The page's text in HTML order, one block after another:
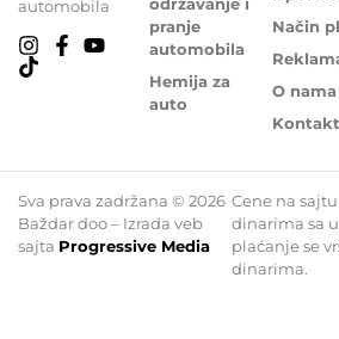
automobila
pranje
automobila
Hemija za
auto
Način
O nama
Kontakt
Sva prava zadržana © 2026
Baždar doo – Izrada veb
sajta Progressive Media
Cene na
dinarima sa
plaćanje se
dinarima.